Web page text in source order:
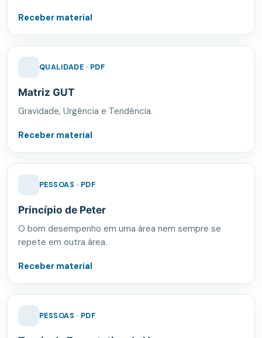
Receber material
QUALIDADE · PDF
Matriz GUT
Gravidade, Urgência e Tendência.
Receber material
PESSOAS · PDF
Princípio de Peter
O bom desempenho em uma área nem sempre se
repete em outra área.
Receber material
PESSOAS · PDF